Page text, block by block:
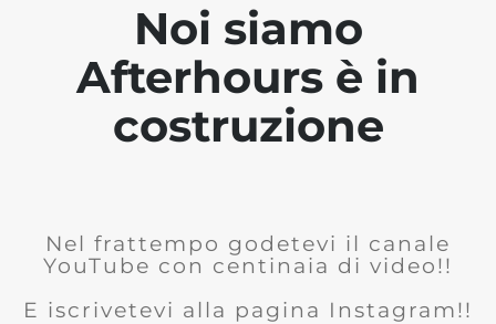
Noi siamo
Afterhours è in
costruzione
Nel frattempo godetevi il canale
YouTube con centinaia di video!!
E iscrivetevi alla pagina Instagram!!